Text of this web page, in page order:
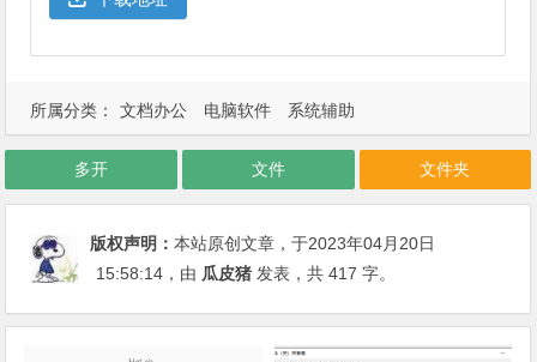
所属分类： 文档办公 电脑软件 系统辅助
多开 文件 文件夹
版权声明：本站原创文章，于2023年04月20日
15:58:14 ，由 瓜皮猪 发表，共 417 字。